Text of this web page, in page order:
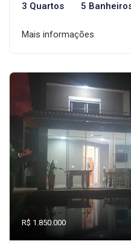
3 Quartos 5
Mais informações
R$ 1.850.000